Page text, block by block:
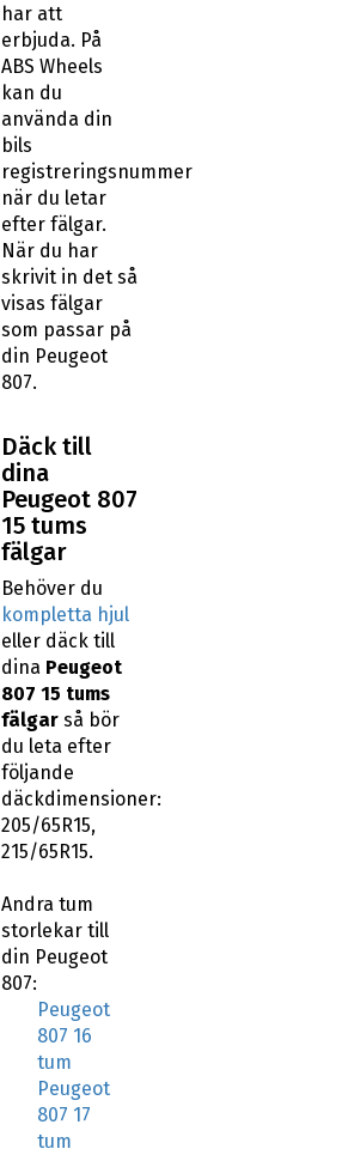
har att
erbjuda. På
ABS Wheels
kan du
använda din
bils
registreringsnummer
när du letar
efter fälgar.
När du har
skrivit in det så
visas fälgar
som passar på
din Peugeot
807.
Däck till
dina
Peugeot 807
15 tums
fälgar
Behöver du
kompletta hjul
eller däck till
dina Peugeot
807 15 tums
fälgarså bör
du leta efter
följande
däckdimensioner:
205/65R15,
215/65R15.
Andra tum
storlekar till
din Peugeot
807:
Peugeot
807 16
tum
Peugeot
807 17
tum